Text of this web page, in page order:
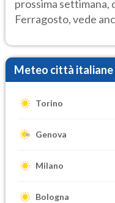
prossima settimana,
Ferragosto, vede
Meteo città italiane
Torino
Genova
Milano
Bologna